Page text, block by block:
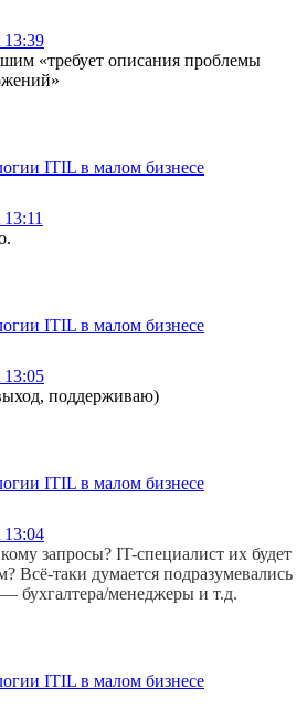
13:39
«требует описания проблемы
ITIL в малом бизнесе
ITIL в малом бизнесе
13:05
поддерживаю)
ITIL в малом бизнесе
13:04
запросы? IT-специалист их будет
Всё-таки думается подразумевались
бухгалтера/менеджеры и т.д.
ITIL в малом бизнесе